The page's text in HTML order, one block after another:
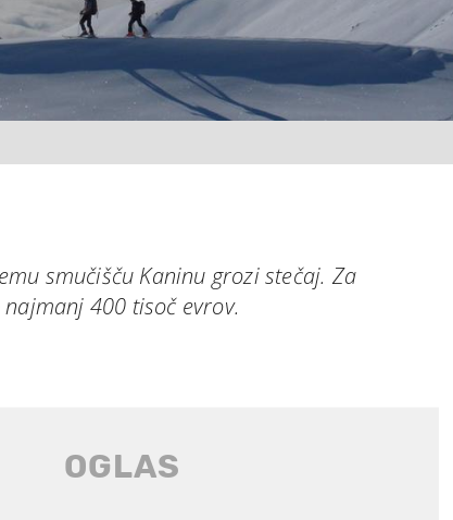
smučišču Kaninu grozi stečaj. Za
400 tisoč evrov.